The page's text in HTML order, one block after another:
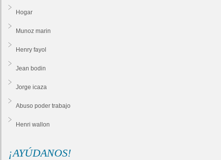
Hogar
Munoz marin
Henry fayol
Jean bodin
Jorge icaza
Abuso poder trabajo
Henri wallon
¡AYÚDANOS!